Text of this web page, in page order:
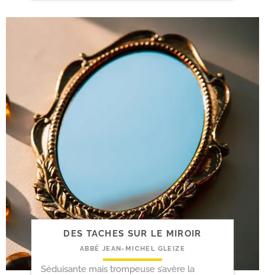
DES TACHES SUR LE MIROIR
ABBÉ JEAN-MICHEL GLEIZE
Séduisante mais trompeuse s’avère la